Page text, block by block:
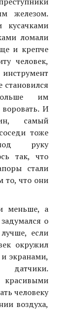
железом.
кусачками
ломали
и крепче
человек,
им
И
самый
тоже
руку
так, что
стали
то, что они
меньше, а
о
если
окружил
экранами,
датчики.
человеку
воздуха,